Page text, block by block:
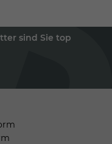
sind Sie top